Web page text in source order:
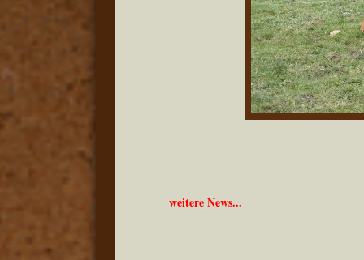
weitere News...